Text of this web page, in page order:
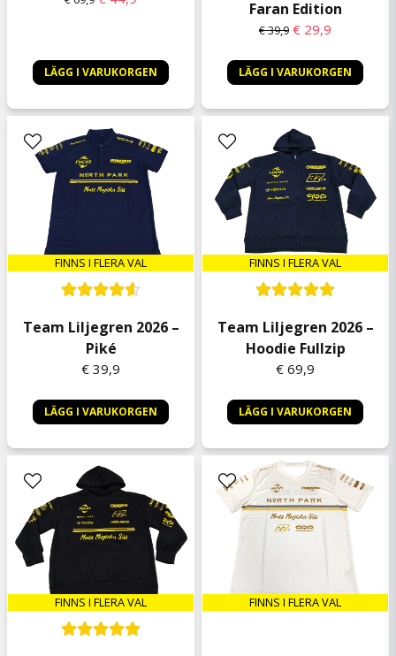
En fin Almanacka om man är Rallyintreserad
Mycket bra och lätt att förstå
LÄGG I VARUKORGEN
Faran Edition
€ 39,9 € 29,9
LÄGG I VARUKORGEN
FINNS I FLERA VAL
Team Liljegren 2026 –
Piké
€ 39,9
LÄGG I VARUKORGEN
FINNS I FLERA VAL
Team Liljegren 2026 –
Hoodie Fullzip
€ 69,9
LÄGG I VARUKORGEN
FINNS I FLERA VAL FINNS I FLERA VAL